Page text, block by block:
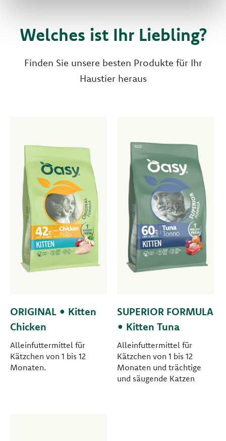
Welches ist Ihr Liebling?
Finden Sie unsere besten Produkte für Ihr
Haustier heraus
ORIGINAL • Kitten
Chicken
Alleinfuttermittel für
Kätzchen von 1 bis 12
Monaten.
SUPERIOR FORMULA
• Kitten Tuna
Alleinfuttermittel für
Kätzchen von 1 bis 12
Monaten und trächtige
und säugende Katzen